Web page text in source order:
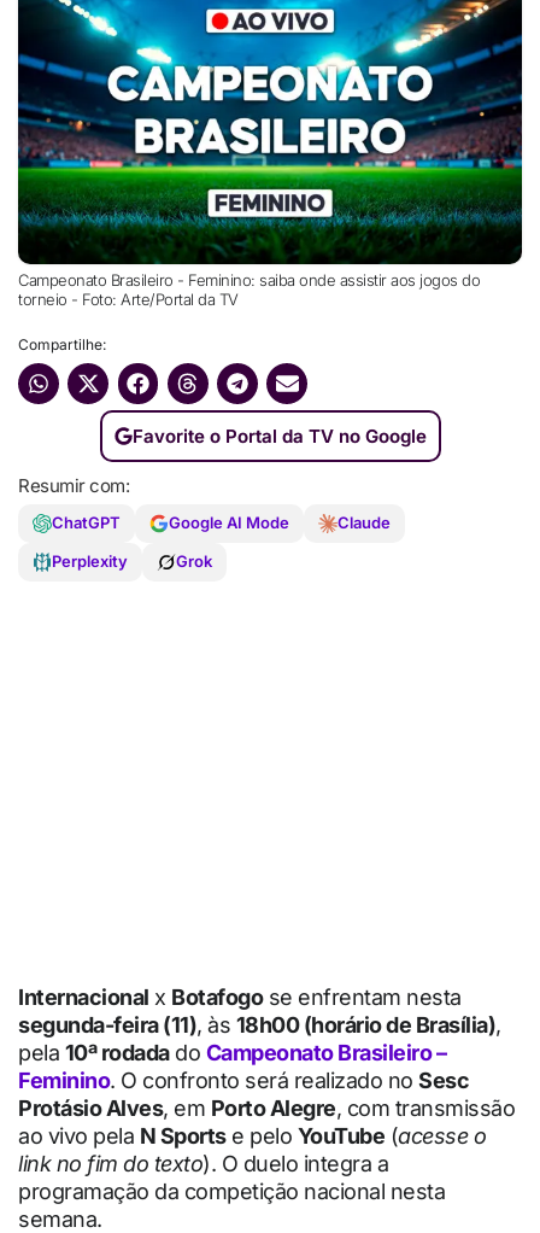
Campeonato Brasileiro - Feminino: saiba onde assistir aos jogos do
torneio - Foto: Arte/Portal da TV
Compartilhe:
Favorite o Portal da TV no Google
Resumir com:
ChatGPT Google AI Mode
Claude
Perplexity
Grok
Internacional x Botafogose enfrentam nesta
segunda-feira (11), às 18h00 (horário de Brasília),
pela 10ª rodadado Campeonato Brasileiro –
Feminino. O confronto será realizado no Sesc
Protásio Alves, em Porto Alegre, com transmissão
ao vivo pela N Sportse pelo YouTube (acesse o
link no fim do texto). O duelo integra a
programação da competição nacional nesta
semana.